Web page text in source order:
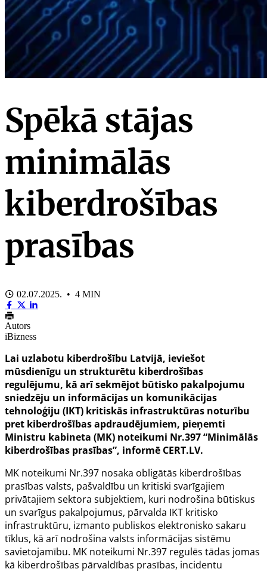
Spēkā stājas
minimālās
kiberdrošības
prasības
02.07.2025. • 4 MIN
Autors
iBizness
Lai uzlabotu kiberdrošību Latvijā, ieviešot
mūsdienīgu un strukturētu kiberdrošības
regulējumu, kā arī sekmējot būtisko pakalpojumu
sniedzēju un informācijas un komunikācijas
tehnoloģiju (IKT) kritiskās infrastruktūras noturību
pret kiberdrošības apdraudējumiem, pieņemti
Ministru kabineta (MK) noteikumi Nr.397 “Minimālās
kiberdrošības prasības”, informē CERT.LV.
MK noteikumi Nr.397 nosaka obligātās kiberdrošības
prasības valsts, pašvaldību un kritiski svarīgajiem
privātajiem sektora subjektiem, kuri nodrošina būtiskus
un svarīgus pakalpojumus, pārvalda IKT kritisko
infrastruktūru, izmanto publiskos elektronisko sakaru
tīklus, kā arī nodrošina valsts informācijas sistēmu
savietojamību. MK noteikumi Nr.397 regulēs tādas jomas
kā kiberdrošības pārvaldības prasības, incidentu